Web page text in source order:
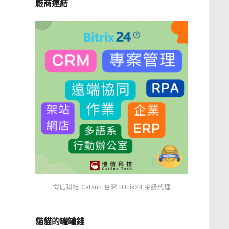
廠商連結
愷信科技 Catsun 台灣 Bitrix24 金級代理
貓貓的罐罐錢